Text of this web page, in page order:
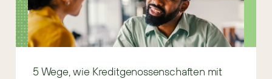
5 Wege, wie Kreditgenossenschaften mit